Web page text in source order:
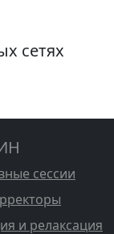
сетях
сессии
и релаксация